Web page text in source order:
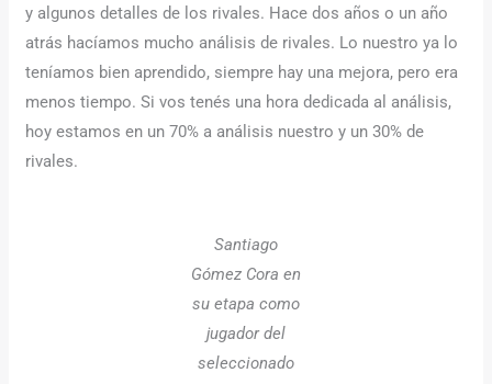
y algunos detalles de los rivales. Hace dos años o un año
atrás hacíamos mucho análisis de rivales. Lo nuestro ya lo
teníamos bien aprendido, siempre hay una mejora, pero era
menos tiempo. Si vos tenés una hora dedicada al análisis,
hoy estamos en un 70% a análisis nuestro y un 30% de
rivales.
Santiago
Gómez Cora en
su etapa como
jugador del
seleccionado